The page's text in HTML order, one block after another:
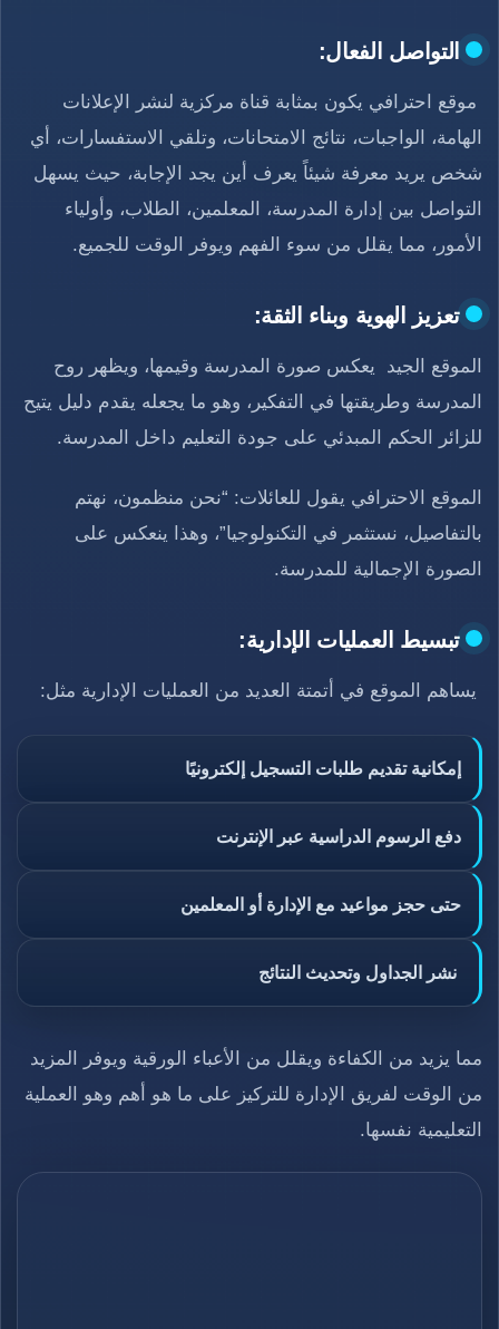
التواصل الفعال:
موقع احترافي يكون بمثابة قناة مركزية لنشر الإعلانات
الهامة، الواجبات، نتائج الامتحانات، وتلقي الاستفسارات، أي
شخص يريد معرفة شيئاً يعرف أين يجد الإجابة، حيث يسهل
التواصل بين إدارة المدرسة، المعلمين، الطلاب، وأولياء
الأمور، مما يقلل من سوء الفهم ويوفر الوقت للجميع.
تعزيز الهوية وبناء الثقة:
الموقع الجيد يعكس صورة المدرسة وقيمها، ويظهر روح
المدرسة وطريقتها في التفكير، وهو ما يجعله يقدم دليل يتيح
للزائر الحكم المبدئي على جودة التعليم داخل المدرسة.
الموقع الاحترافي يقول للعائلات: “نحن منظمون، نهتم
بالتفاصيل، نستثمر في التكنولوجيا”، وهذا ينعكس على
الصورة الإجمالية للمدرسة.
تبسيط العمليات الإدارية:
يساهم الموقع في أتمتة العديد من العمليات الإدارية مثل:
إمكانية تقديم طلبات التسجيل إلكترونيًا
دفع الرسوم الدراسية عبر الإنترنت
حتى حجز مواعيد مع الإدارة أو المعلمين
نشر الجداول وتحديث النتائج
مما يزيد من الكفاءة ويقلل من الأعباء الورقية ويوفر المزيد
من الوقت لفريق الإدارة للتركيز على ما هو أهم وهو العملية
التعليمية نفسها.